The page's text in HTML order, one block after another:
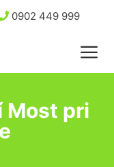
0902 449 999
Most pri